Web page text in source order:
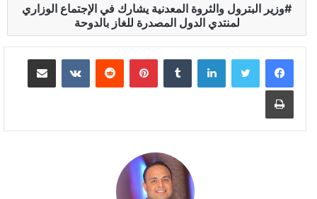
وزير البترول والثروة المعدنية يشارك في الإجتماع الوزاري
لمنتدي الدول المصدرة للغاز بالدوحة
لينكدإن بينتيريست مشاركة عبر البريد
طباعة